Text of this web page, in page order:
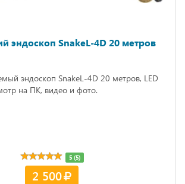
эндоскоп SnakeL-4D 20 метров
эндоскоп SnakeL-4D 20 метров, LED
на ПК, видео и фото.
5 (5)
2 500